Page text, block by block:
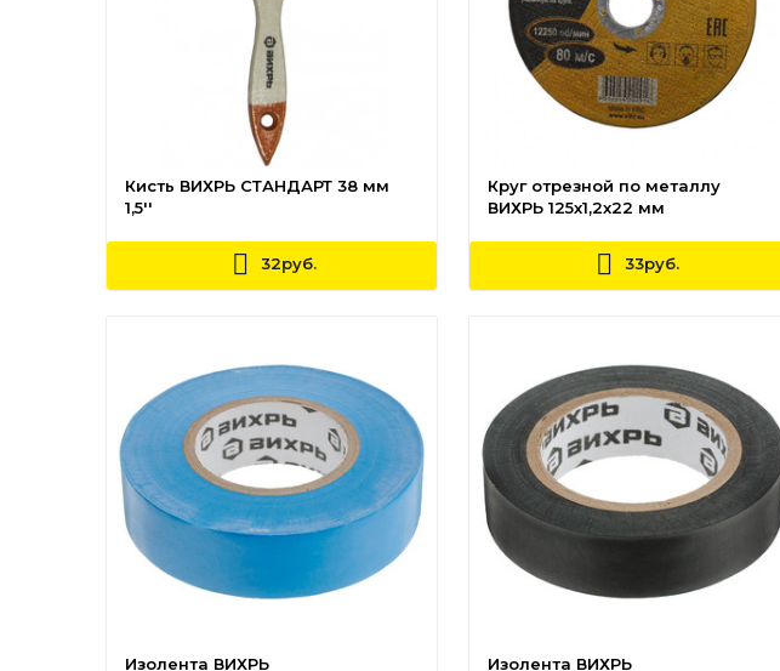
Кисть ВИХРЬ СТАНДАРТ 38 мм
1,5''
32руб.
Круг отрезной по металлу
ВИХРЬ 125х1,2х22 мм
33руб.
Изолента ВИХРЬ
Изолента ВИХРЬ